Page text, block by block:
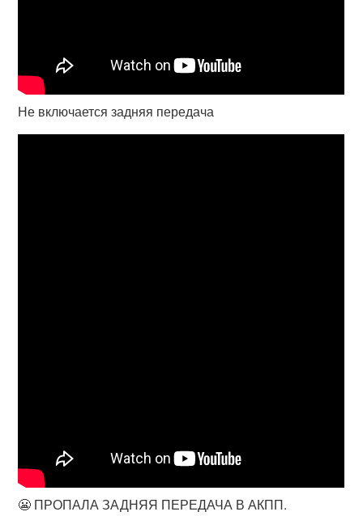
Не включается задняя передача
😬 ПРОПАЛА ЗАДНЯЯ ПЕРЕДАЧА В АКПП.